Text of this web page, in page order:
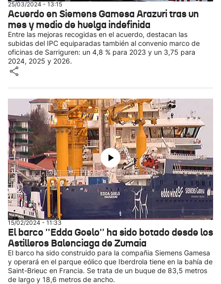
25/03/2024 - 13:15
Acuerdo en Siemens Gamesa Arazuri tras un
mes y medio de huelga indefinida
Entre las mejoras recogidas en el acuerdo, destacan las
subidas del IPC equiparadas también al convenio marco de
oficinas de Sarriguren: un 4,8 % para 2023 y un 3,75 para
2024, 2025 y 2026.
15/02/2024 - 11:33
El barco ''Edda Goelo'' ha sido botado desde los
Astilleros Balenciaga de Zumaia
El barco ha sido construido para la compañia Siemens Gamesa
y operará en el parque eólico que Iberdrola tiene en la bahía de
Saint-Brieuc en Francia. Se trata de un buque de 83,5 metros
de largo y 18,6 metros de ancho.